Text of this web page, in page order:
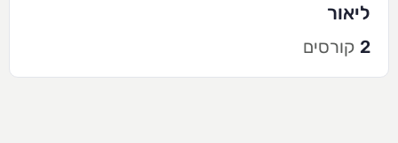
ליאור
2 קורסים